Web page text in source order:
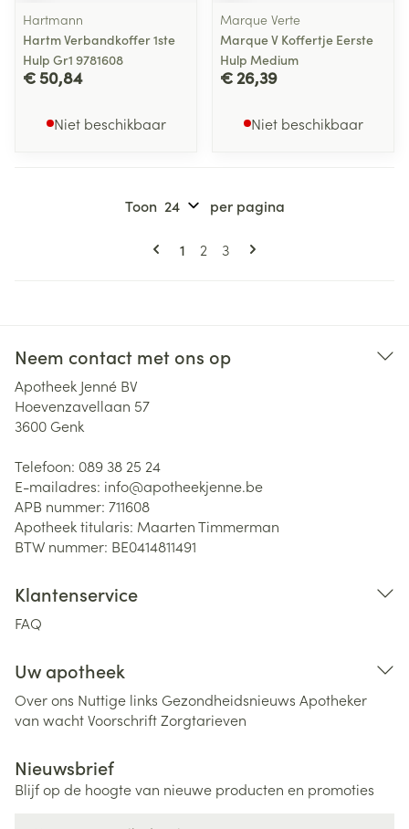
Hartmann
Hartm Verbandkoffer 1ste
Hulp Gr1 9781608
€ 50,84
Niet beschikbaar
Marque Verte
Marque V Koffertje Eerste
Hulp Medium
€ 26,39
Niet beschikbaar
Pagina's
U lees momenteel pagina
1 Pagina
2 Pagina
3
Toon per pagina
Neem contact met ons op
Apotheek Jenné BV
Hoevenzavellaan 57
3600 Genk
Telefoon: 089 38 25 24
E-mailadres: info@apotheekjenne.be
APB nummer: 711608
Apotheek titularis: Maarten Timmerman
BTW nummer: BE0414811491
Klantenservice
FAQ
Uw apotheek
Over ons Nuttige links Gezondheidsnieuws Apotheker
van wachtVoorschriftZorgtarieven
Nieuwsbrief
Blijf op de hoogte van nieuwe producten en promoties